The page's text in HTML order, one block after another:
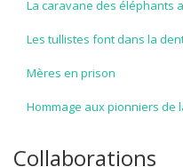
La caravane des éléphants
Les tullistes font dans la
Mères en prison
Hommage aux pionniers de
Collaborations